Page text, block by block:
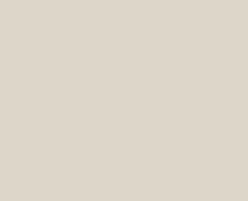
Wissenschaft